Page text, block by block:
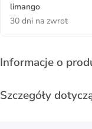
limango
30 dni na zwrot
Informacje o
Szczegóły